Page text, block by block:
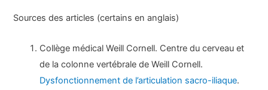
Sources des articles (certains en anglais)
Collège médical Weill Cornell. Centre du cerveau et
de la colonne vertébrale de Weill Cornell.
Dysfonctionnement de l’articulation sacro-iliaque.